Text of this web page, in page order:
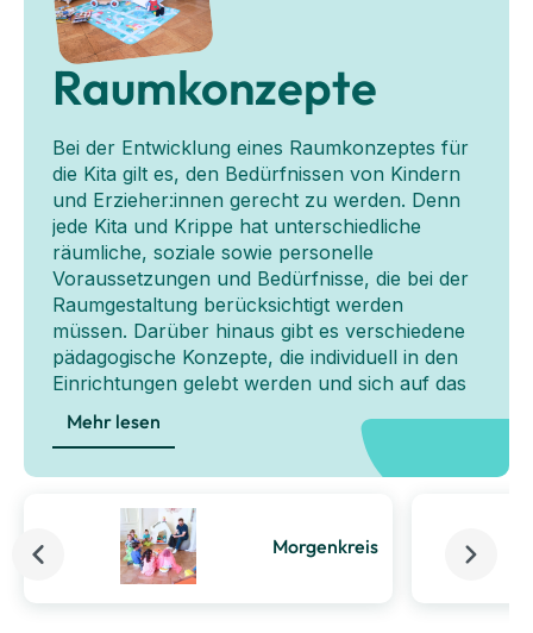
Raumkonzepte
Bei der Entwicklung eines Raumkonzeptes für
die Kita gilt es, den Bedürfnissen von Kindern
und Erzieher:innen gerecht zu werden. Denn
jede Kita und Krippe hat unterschiedliche
räumliche, soziale sowie personelle
Voraussetzungen und Bedürfnisse, die bei der
Raumgestaltung berücksichtigt werden
müssen. Darüber hinaus gibt es verschiedene
pädagogische Konzepte, die individuell in den
Einrichtungen gelebt werden und sich auf das
Raumkonzept in der Kita auswirken. So
versteht die Reggio-Pädagogik beispielsweise
und misst der
Bedeutung zu.
Mit durchdachten Konzepten und Kreativität
lassen sich viele Möbel miteinander
Mehr lesen
Morgenkreis